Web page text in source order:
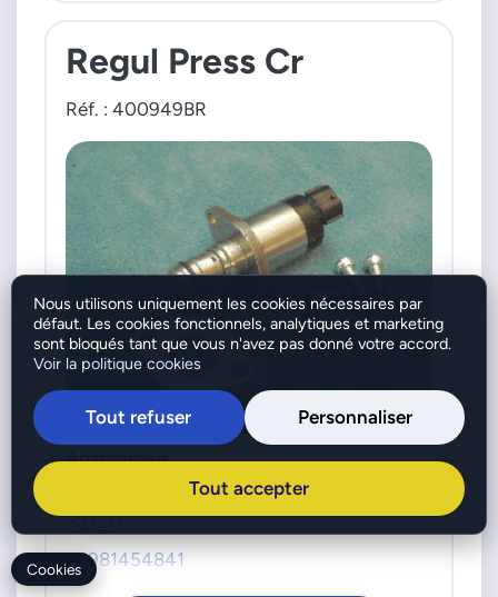
22100E0036
Regul Press Cr
Réf. : 400949BR
Adaptable à
8981454841
Cookies
Nous utilisons uniquement les cookies nécessaires par
défaut. Les cookies fonctionnels, analytiques et marketing
sont bloqués tant que vous n'avez pas donné votre accord.
Voir la politique cookies
Tout refuser Personnaliser
Tout accepter